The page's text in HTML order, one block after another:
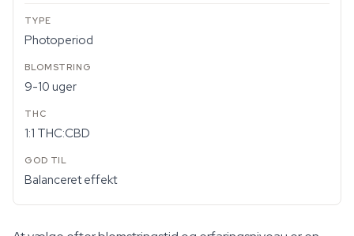
Photoperiod
9-10 uger
1:1 THC:CBD
Balanceret effekt